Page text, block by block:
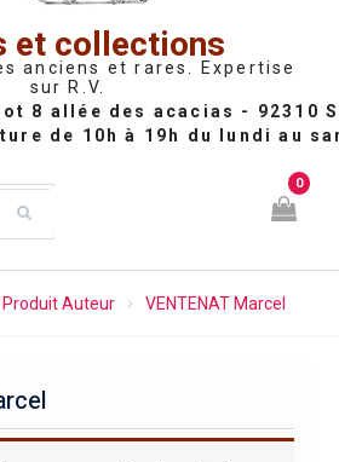
et collections
anciens et rares. Expertise
sur R.V.
0
Produit Auteur VENTENAT Marcel